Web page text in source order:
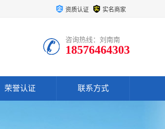
资质认证 实名商家
咨询热线：刘南南
18576464303
荣誉认证 联系方式